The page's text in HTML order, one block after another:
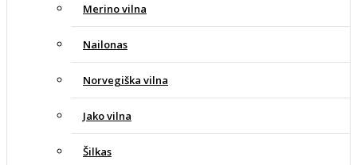
Merino vilna
Nailonas
Norvegiška vilna
Jako vilna
Šilkas